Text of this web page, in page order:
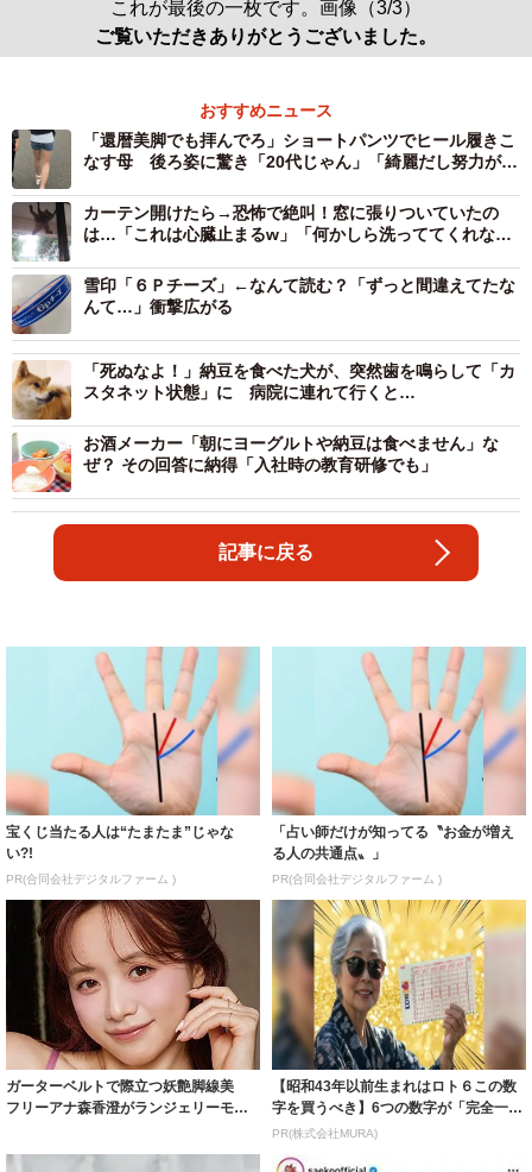
これが最後の一枚です。画像（3/3）
ご覧いただきありがとうございました。
おすすめニュース
「還暦美脚でも拝んでろ」ショートパンツでヒール履きこ
なす母 後ろ姿に驚き「20代じゃん」「綺麗だし努力がす
カーテン開けたら→恐怖で絶叫！窓に張りついていたの
は…「これは心臓止まるw」「何かしら洗っててくれない
雪印「６Ｐチーズ」←なんて読む？「ずっと間違えてたな
んて…」衝撃広がる
「死ぬなよ！」納豆を食べた犬が、突然歯を鳴らして「カ
スタネット状態」に 病院に連れて行くと…
お酒メーカー「朝にヨーグルトや納豆は食べません」な
ぜ？ その回答に納得「入社時の教育研修でも」
記事に戻る
宝くじ当たる人は“たまたま”じゃな
い?!
PR(合同会社デジタルファーム )
「占い師だけが知ってる〝お金が増え
る人の共通点〟」
PR(合同会社デジタルファーム )
ガーターベルトで際立つ妖艶脚線美
フリーアナ森香澄がランジェリーモデ
【昭和43年以前生まれはロト６この数
字を買うべき】6つの数字が「完全一
致」する方...
PR(株式会社MURA)